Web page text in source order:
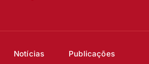
Notícias
Publicações